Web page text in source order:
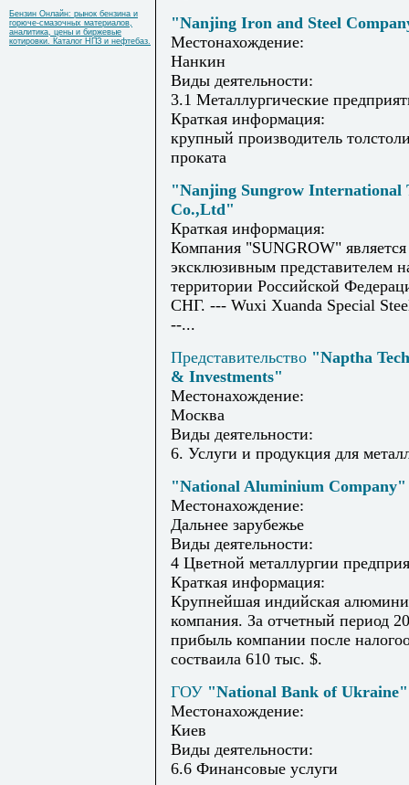
Бензин Онлайн: рынок бензина и
горюче-смазочных материалов,
аналитика, цены и биржевые
котировки. Каталог НПЗ и нефтебаз.
"Nanjing Iron and Steel
Местонахождение:
Нанкин
Виды деятельности:
3.1 Металлургические
Краткая информация:
крупный производитель
проката
"Nanjing Sungrow International
Co.,Ltd"
Краткая информация:
Компания "SUNGROW" является
эксклюзивным представителем
территории Российской
СНГ. --- Wuxi Xuanda Special
--...
Представительство "Naptha
& Investments"
Местонахождение:
Москва
Виды деятельности:
6. Услуги и продукция для
"National Aluminium Company"
Местонахождение:
Дальнее зарубежье
Виды деятельности:
4 Цветной металлургии
Краткая информация:
Крупнейшая индийская
компания. За отчетный период
прибыль компании после
состваила 610 тыс. $.
ГОУ "National Bank of Ukraine"
Местонахождение:
Киев
Виды деятельности:
6.6 Финансовые услуги